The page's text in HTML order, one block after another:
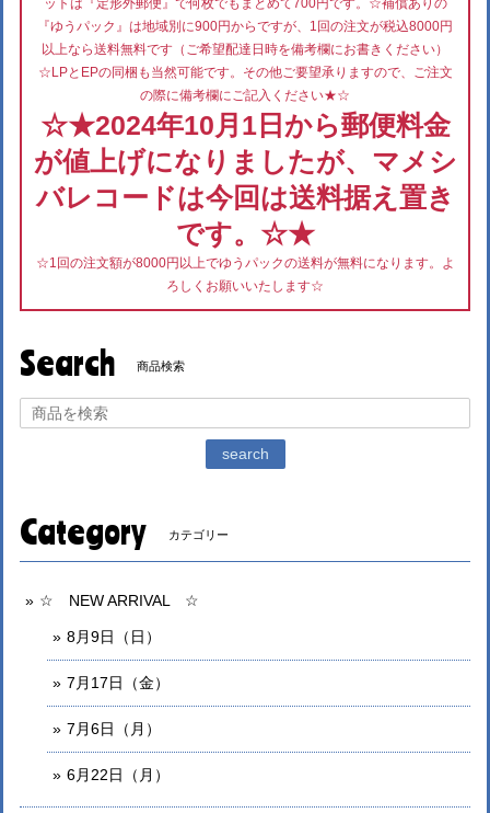
『ゆうパック』は地域別に900円からですが、1回の注文が税込8000円
以上なら送料無料です（ご希望配達日時を備考欄にお書きください）
☆LPとEPの同梱も当然可能です。その他ご要望承りますので、ご注文
の際に備考欄にご記入ください★☆
☆★2024年10月1日から郵便料金
が値上げになりましたが、マメシ
バレコードは今回は送料据え置き
です。☆★
☆1回の注文額が8000円以上でゆうパックの送料が無料になります。よ
ろしくお願いいたします☆
Search 商品検索
search
Category カテゴリー
☆ NEW ARRIVAL ☆
8月9日（日）
7月17日（金）
7月6日（月）
6月22日（月）